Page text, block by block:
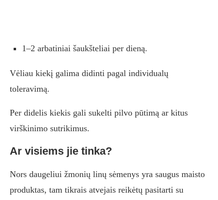
1–2 arbatiniai šaukšteliai per dieną.
Vėliau kiekį galima didinti pagal individualų
toleravimą.
Per didelis kiekis gali sukelti pilvo pūtimą ar kitus
virškinimo sutrikimus.
Ar visiems jie tinka?
Nors daugeliui žmonių linų sėmenys yra saugus maisto
produktas, tam tikrais atvejais reikėtų pasitarti su